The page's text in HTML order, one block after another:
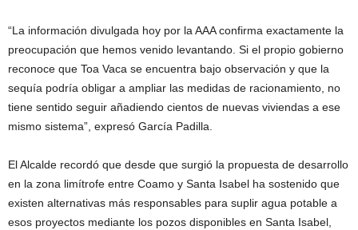
“La información divulgada hoy por la AAA confirma exactamente la
preocupación que hemos venido levantando. Si el propio gobierno
reconoce que Toa Vaca se encuentra bajo observación y que la
sequía podría obligar a ampliar las medidas de racionamiento, no
tiene sentido seguir añadiendo cientos de nuevas viviendas a ese
mismo sistema”, expresó García Padilla.
El Alcalde recordó que desde que surgió la propuesta de desarrollo
en la zona limítrofe entre Coamo y Santa Isabel ha sostenido que
existen alternativas más responsables para suplir agua potable a
esos proyectos mediante los pozos disponibles en Santa Isabel,